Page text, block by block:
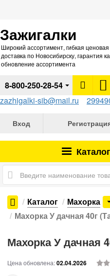
Зажигалки
Широкий ассортимент, гибкая
доставка по Новосибирску, гарантия
обновление ассортимента
8-800-250-28-54
zazhigalki-sib@mail.ru
Вход
Каталог
Каталог
Махорка
Махорка У дачная 40г
Махорка У дачная
Цена обновлена:02.04.2026